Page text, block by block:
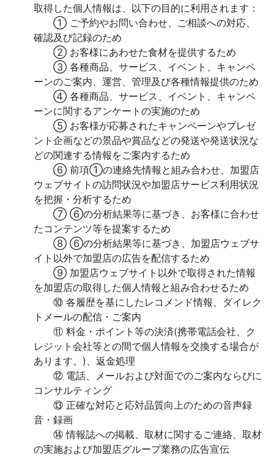
取得した個人情報は、以下の目的に利用されます：
① ご予約やお問い合わせ、ご相談への対応、
確認及び記録のため
② お客様にあわせた食材を提供するため
③ 各種商品、サービス、イベント、キャンペ
ーンのご案内、運営、管理及び各種情報提供のため
④ 各種商品、サービス、イベント、キャンペ
ーンに関するアンケートの実施のため
⑤ お客様が応募されたキャンペーンやプレゼ
ント企画などの景品や賞品などの発送や発送状況な
どの関連する情報をご案内するため
⑥ 前項①の連絡先情報と組み合わせ、加盟店
ウェブサイトの訪問状況や加盟店サービス利用状況
を把握・分析するため
⑦ ⑥の分析結果等に基づき、お客様に合わせ
たコンテンツ等を提案するため
⑧ ⑥の分析結果等に基づき、加盟店ウェブサ
イト以外で加盟店の広告を配信するため
⑨ 加盟店ウェブサイト以外で取得された情報
を加盟店の取得した個人情報と組み合わせるため
⑩ 各履歴を基にしたレコメンド情報、ダイレク
トメールの配信・ご案内
⑪ 料金・ポイント等の決済(携帯電話会社、ク
レジット会社等との間で個人情報を交換する場合が
あります。)、返金処理
⑫ 電話、メールおよび対面でのご案内ならびに
コンサルティング
⑬ 正確な対応と応対品質向上のための音声録
音・録画
⑭ 情報誌への掲載、取材に関するご連絡、取材
の実施および加盟店グループ業務の広告宣伝